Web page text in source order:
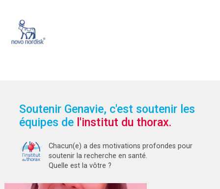
Soutenir Genavie, c'est soutenir les
équipes de l'institut du thorax.
Chacun(e) a des motivations profondes pour
soutenir la recherche en santé.
Quelle est la vôtre ?